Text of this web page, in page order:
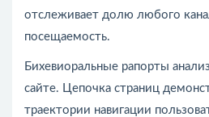
отслеживает долю любого
посещаемость.
Бихевиоральные рапорты
сайте. Цепочка страниц
траектории навигации